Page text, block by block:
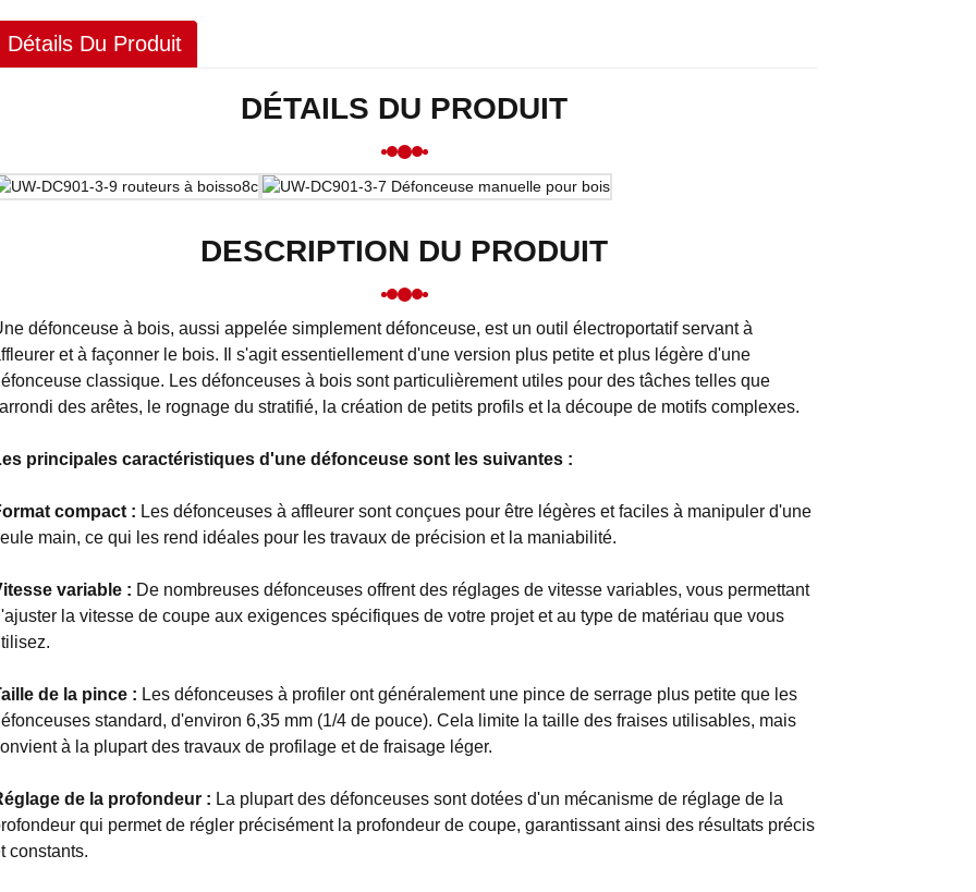
Détails Du Produit
DÉTAILS DU PRODUIT
DESCRIPTION DU PRODUIT
défonceuse à bois, aussi appelée simplement défonceuse, est un outil électroportatif servant à
et à façonner le bois. Il s'agit essentiellement d'une version plus petite et plus légère d'une
classique. Les défonceuses à bois sont particulièrement utiles pour des tâches telles que
des arêtes, le rognage du stratifié, la création de petits profils et la découpe de motifs complexes.
principales caractéristiques d'une défonceuse sont les suivantes :
compact : Les défonceuses à affleurer sont conçues pour être légères et faciles à manipuler d'une
main, ce qui les rend idéales pour les travaux de précision et la maniabilité.
variable : De nombreuses défonceuses offrent des réglages de vitesse variables, vous permettant
la vitesse de coupe aux exigences spécifiques de votre projet et au type de matériau que vous
de la pince : Les défonceuses à profiler ont généralement une pince de serrage plus petite que les
standard, d'environ 6,35 mm (1/4 de pouce). Cela limite la taille des fraises utilisables, mais
à la plupart des travaux de profilage et de fraisage léger.
de la profondeur : La plupart des défonceuses sont dotées d'un mécanisme de réglage de la
qui permet de régler précisément la profondeur de coupe, garantissant ainsi des résultats précis
constants.